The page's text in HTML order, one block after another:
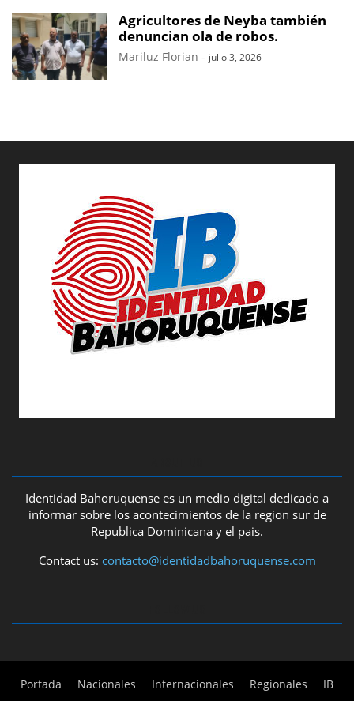
Agricultores de Neyba también
denuncian ola de robos.
Mariluz Florian - julio 3, 2026
Identidad Bahoruquense es un medio digital dedicado a
informar sobre los acontecimientos de la region sur de
Republica Dominicana y el pais.
Contact us: contacto@identidadbahoruquense.com
Portada Nacionales Internacionales Regionales IB